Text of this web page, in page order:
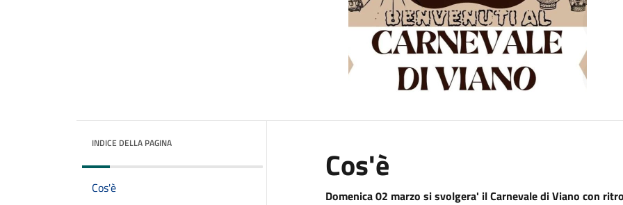
INDICE DELLA PAGINA
Cos'è
Cos'è
Domenica 02 marzo si svolgera' il Carnevale di Viano con